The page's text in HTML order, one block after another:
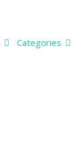
Categories